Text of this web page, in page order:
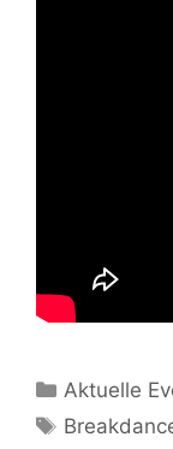
Kategorien
Aktuelle